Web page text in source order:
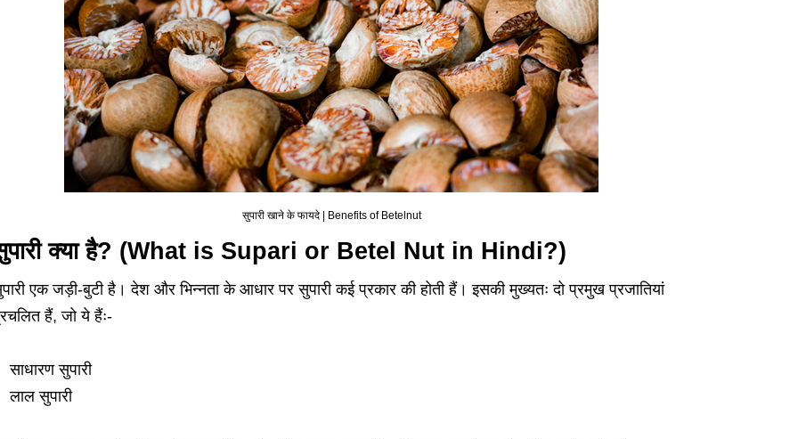
सुपारी खाने के फायदे | Benefits of Betelnut
क्या है? (What is Supari or Betel Nut in Hindi?)
एक जड़ी-बुटी है। देश और भिन्नता के आधार पर सुपारी कई प्रकार की होती हैं। इसकी मुख्यतः दो प्रमुख प्रजातियां
हैं, जो ये हैंः-
साधारण सुपारी
लाल सुपारी